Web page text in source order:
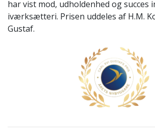
har vist mod, udholdenhed og succes
iværksætteri. Prisen uddeles af H.M.
Gustaf.